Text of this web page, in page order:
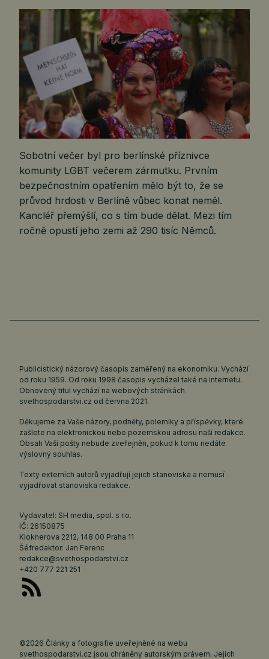
Sobotní večer byl pro berlínské příznivce
komunity LGBT večerem zármutku. Prvním
bezpečnostním opatřením mělo být to, že se
průvod hrdosti v Berlíně vůbec konat neměl.
Kancléř přemýšlí, co s tím bude dělat. Mezi tím
ročně opustí jeho zemi až 290 tisíc Němců.
Publicistický názorový časopis zaměřený na ekonomiku. Vychází
od roku 1959. Od roku 1998 časopis vycházel také na internetu.
Obnovený titul vychází na webových stránkách
svethospodarstvi.cz od června 2021.
Děkujeme za Vaše názory, podněty, polemiky a příspěvky, které
zašlete na elektronickou nebo pozemskou adresu naší redakce.
Obsah Vaší pošty nebude zveřejněn, pokud k tomu nedáte
výslovný souhlas.
Texty externích autorů vyjadřují jejich stanoviska a nemusí
vyjadřovat stanoviska redakce.
Vydavatel: SH media, spol. s r.o.
IČ: 26150875
Kloknerova 2212, 148 00 Praha 11
Šéfredaktor: Jan Ferenc
redakce@svethospodarstvi.cz
+420 777 221 251
©2026 Články a fotografie uveřejněné na webu
svethospodarstvi.cz jsou chráněny autorským právem. Jejich